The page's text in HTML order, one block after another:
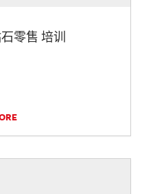
零售 培训